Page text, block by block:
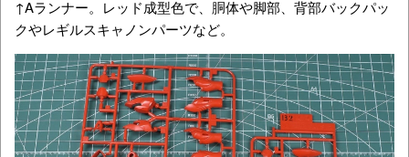
↑Aランナー。レッド成型色で、胴体や脚部、背部バックパッ
クやレギルスキャノンパーツなど。